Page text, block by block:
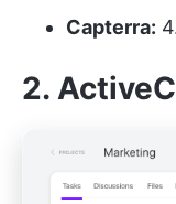
Capterra:
2.